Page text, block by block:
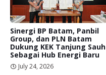
Sinergi BP Batam, Panbil
Group, dan PLN Batam
Dukung KEK Tanjung Sauh
Sebagai Hub Energi Baru
July 24, 2026